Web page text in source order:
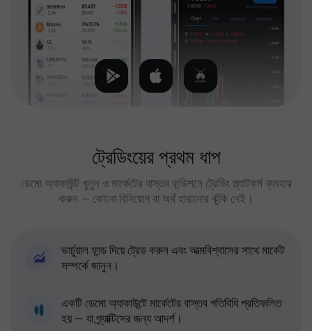
ট্রেডিংয়ের প্রথম ধাপ
ডেমো অ্যাকাউন্ট খুলুন ও মার্কেটের বাস্তব কন্ডিশনে ট্রেডিং প্ল্যাটফর্ম ব্যবহার
করুন — কোনো বিনিয়োগ বা অর্থ হারানোর ঝুঁকি নেই।
ভার্চুয়াল ফান্ড দিয়ে ট্রেড করুন এবং আত্মবিশ্বাসের সাথে মার্কেট
সম্পর্কে জানুন।
একটি ডেমো অ্যাকাউন্টে মার্কেটের বাস্তব গতিবিধি প্রতিফলিত
হয় — যা প্র্যাক্টিসের জন্য আদর্শ।